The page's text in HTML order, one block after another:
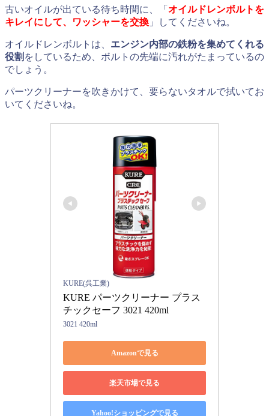
古いオイルが出ている待ち時間に、「 オイルドレンボルトを
キレイにして、ワッシャーを交換 」してくださいね。
オイルドレンボルトは、 エンジン内部の鉄粉を集めてくれる
役割 をしているため、ボルトの先端に汚れがたまっているの
でしょう。
パーツクリーナーを吹きかけて、要らないタオルで拭いてお
いてくださいね。
KURE(呉工業)
KURE パーツクリーナー プラス
チックセーフ 3021 420ml
3021 420ml
Amazonで見る
楽天市場で見る
Yahoo!ショッピングで見る